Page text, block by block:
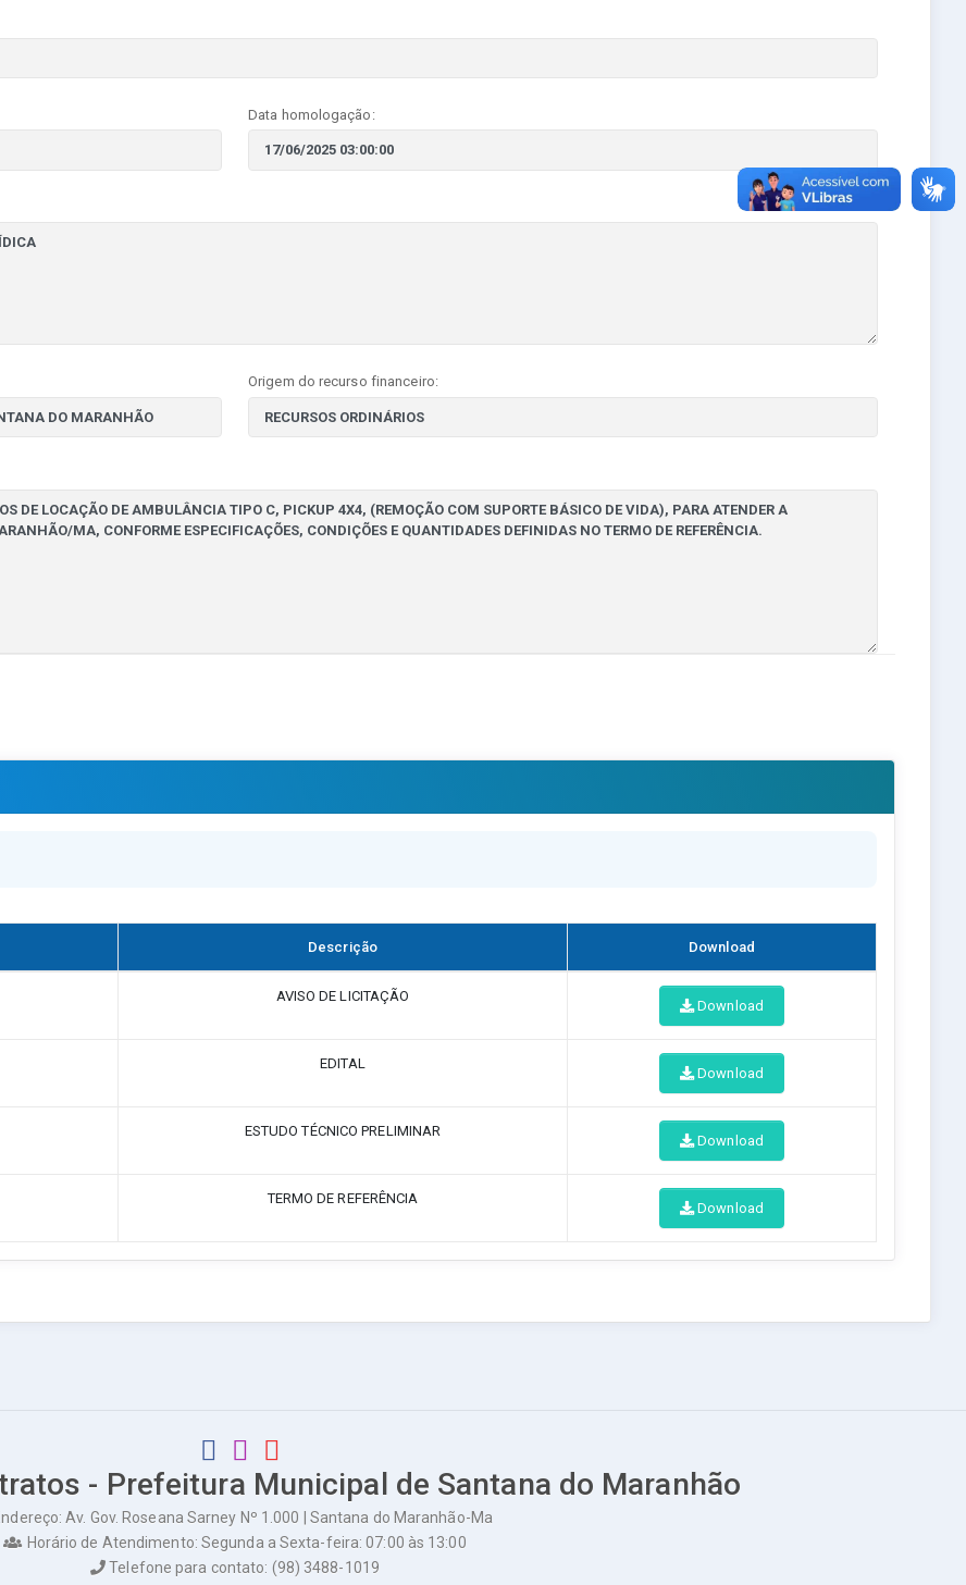
Data homologação:
Origem do recurso financeiro:
Descrição Download
AVISO DE LICITAÇÃO
Download
EDITAL
Download
ESTUDO TÉCNICO PRELIMINAR
Download
TERMO DE REFERÊNCIA
Download
- Prefeitura Municipal de Santana do Maranhão
Av. Gov. Roseana Sarney Nº 1.000 | Santana do Maranhão-Ma
Horário de Atendimento: Segunda a Sexta-feira: 07:00 às 13:00
Telefone para contato: (98) 3488-1019